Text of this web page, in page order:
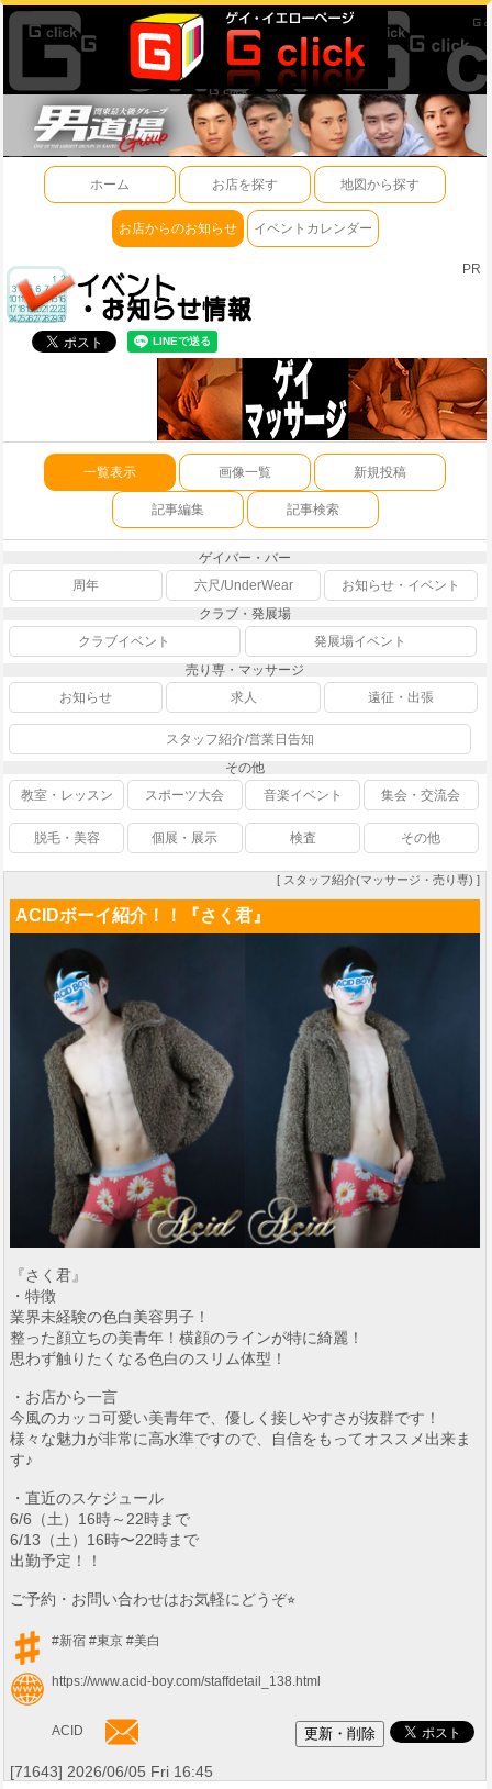
ホーム お店を探す 地図から探す
お店からのお知らせ イベントカレンダー
PR
一覧表示 画像一覧 新規投稿
記事編集 記事検索
ゲイバー・バー
周年
六尺/UnderWear
お知らせ・イベント
クラブ・発展場
クラブイベント
発展場イベント
売り専・マッサージ
お知らせ
求人 遠征・出張
スタッフ紹介/営業日告知
その他
教室・レッスン
スポーツ大会 音楽イベント 集会・交流会
脱毛・美容 個展・展示 検査 その他
[ スタッフ紹介(マッサージ・売り専) ]
ACIDボーイ紹介！！『さく君』
『さく君』
・特徴
業界未経験の色白美容男子！
整った顔立ちの美青年！横顔のラインが特に綺麗！
思わず触りたくなる色白のスリム体型！
・お店から一言
今風のカッコ可愛い美青年で、優しく接しやすさが抜群です！
様々な魅力が非常に高水準ですので、自信をもってオススメ出来ま
す♪
・直近のスケジュール
6/6（土）16時～22時まで
6/13（土）16時〜22時まで
出勤予定！！
ご予約・お問い合わせはお気軽にどうぞ⭐︎
#新宿 #東京 #美白
https://www.acid-boy.com/staffdetail_138.html
ACID
[71643] 2026/06/05 Fri 16:45